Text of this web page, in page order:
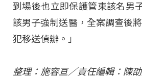
到場後也立即保護管束該名男
該男子強制送醫，全案調查後
犯移送偵辦。」
整理：施容亘／責任編輯：陳